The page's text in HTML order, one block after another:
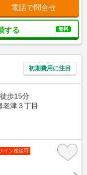
電話で問合せ
する 無料
初期費用に注目
歩15分
老津３丁目
イン相談可